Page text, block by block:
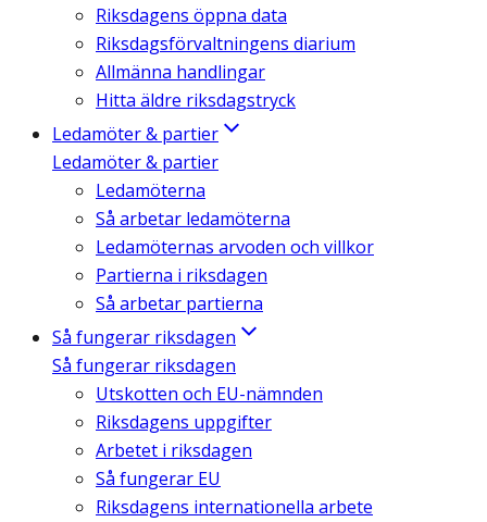
Riksdagens öppna data
Riksdagsförvaltningens diarium
Allmänna handlingar
Hitta äldre riksdagstryck
Ledamöter & partier
Ledamöter & partier
Ledamöterna
Så arbetar ledamöterna
Ledamöternas arvoden och villkor
Partierna i riksdagen
Så arbetar partierna
Så fungerar riksdagen
Så fungerar riksdagen
Utskotten och EU-nämnden
Riksdagens uppgifter
Arbetet i riksdagen
Så fungerar EU
Riksdagens internationella arbete